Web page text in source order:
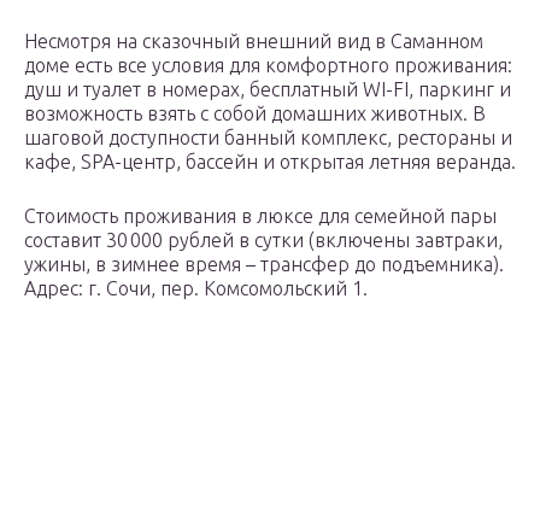
Несмотря на сказочный внешний вид в Саманном
доме есть все условия для комфортного проживания:
душ и туалет в номерах, бесплатный WI-FI, паркинг и
возможность взять с собой домашних животных. В
шаговой доступности банный комплекс, рестораны и
кафе, SPA-центр, бассейн и открытая летняя веранда.
Стоимость проживания в люксе для семейной пары
составит 30 000 рублей в сутки (включены завтраки,
ужины, в зимнее время – трансфер до подъемника).
Адрес: г. Сочи, пер. Комсомольский 1.